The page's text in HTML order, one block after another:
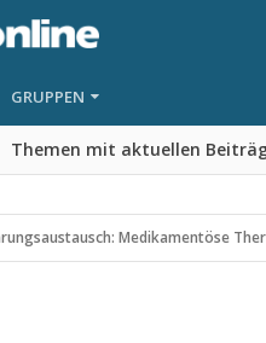
Themen mit aktuellen
GRUPPEN
Medikamentöse